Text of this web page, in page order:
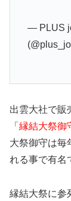
— PLUS
出雲大社で販
「 縁結大祭御
大祭御守は毎
れる事で有名
縁結大祭に参